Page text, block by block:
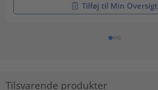
Tilføj til Min Oversigt
Tilsvarende produkter